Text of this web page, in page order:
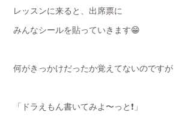
レッスンに来ると、出席票に
みんなシールを貼っていきます😁
何がきっかけだったか覚えてないのですが
「ドラえもん書いてみよ〜っと❗️」